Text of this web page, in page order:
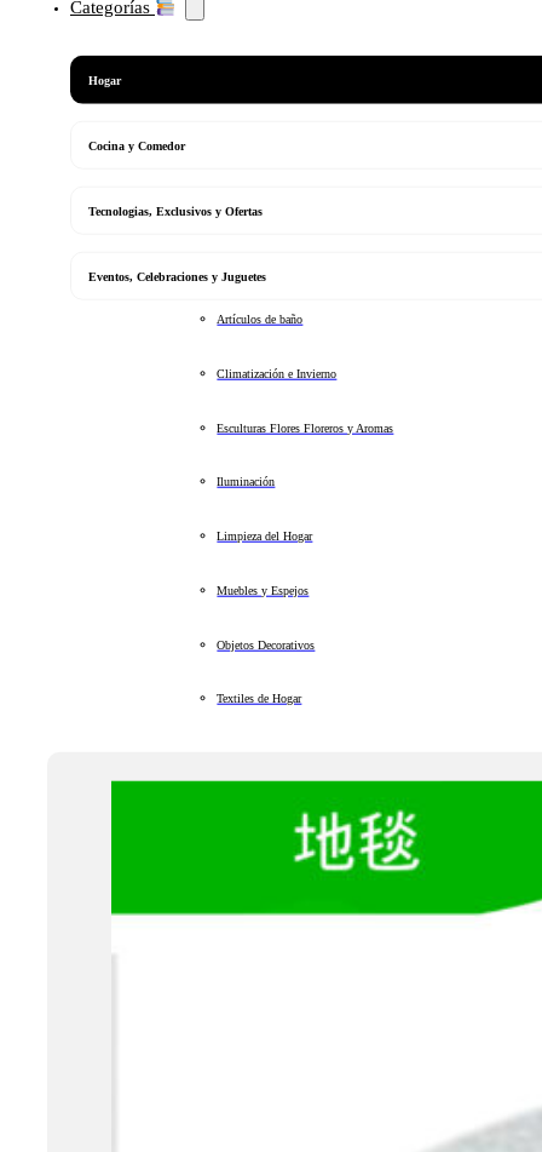
Categorías
Hogar
Cocina y Comedor
Tecnologias, Exclusivos y Ofertas
Eventos, Celebraciones y Juguetes
Artículos de baño
Climatización e Invierno
Esculturas Flores Floreros y Aromas
Iluminación
Limpieza del Hogar
Muebles y Espejos
Objetos Decorativos
Textiles de Hogar